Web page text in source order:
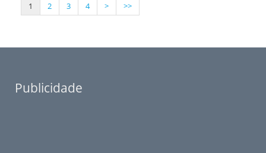
1 2 3 4 > >>
Publicidade